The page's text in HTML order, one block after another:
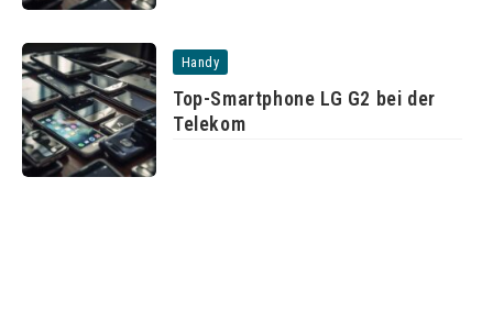
Handy
Top-Smartphone LG G2 bei der
Telekom